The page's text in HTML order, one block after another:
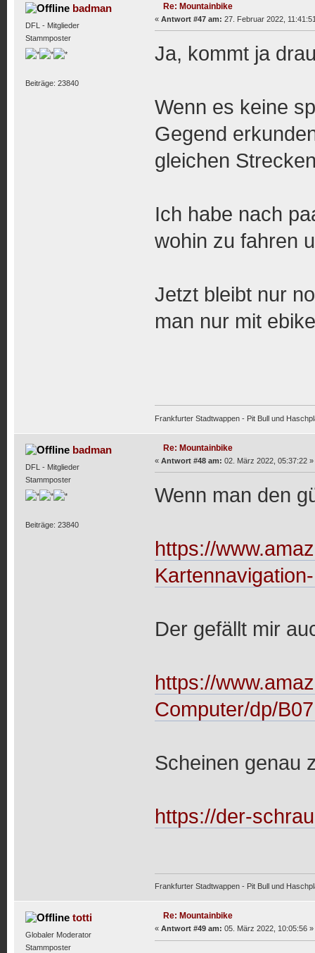
badman
DFL - Mitglieder
Stammposter
Beiträge: 23840
Re: Mountainbike
« Antwort #47 am: 27. Februar 2022,
Ja, kommt ja
Wenn es keine
Gegend
gleichen
Ich habe nach
wohin zu fahren
Jetzt bleibt nur
man nur mit
Frankfurter Stadtwappen - Pit Bull und
badman
DFL - Mitglieder
Stammposter
Beiträge: 23840
Re: Mountainbike
« Antwort #48 am: 02. März 2022, 05:37:22 »
Wenn man den
https://
Der gefällt mir
https://
Computer/dp/
Scheinen genau
https://der-
Frankfurter Stadtwappen - Pit Bull und
totti
Globaler Moderator
Stammposter
Re: Mountainbike
« Antwort #49 am: 05. März 2022, 10:05:56 »